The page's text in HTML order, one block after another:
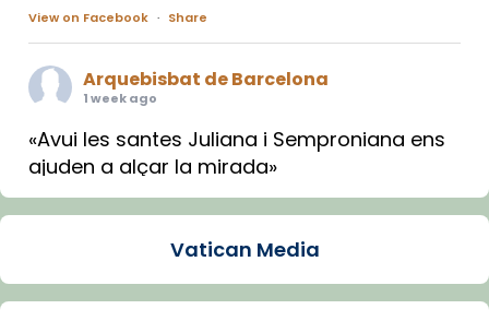
View on Facebook · Share
Arquebisbat de Barcelona
1 week ago
«Avui les santes Juliana i Semproniana ens
ajuden a alçar la mirada»
Mons. Sergi Gordo, bisbe de Tortosa, ha
Santes de Mataró.
🔗tinyurl.com/cvu5jmbk
Vatican Media